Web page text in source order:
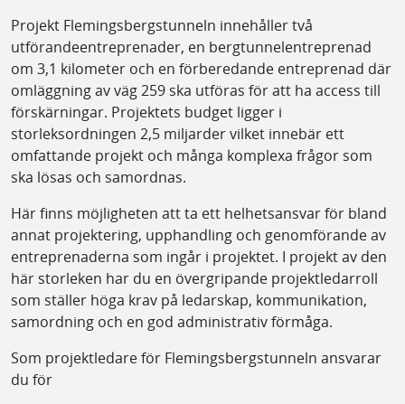
Projekt Flemingsbergstunneln innehåller två
utförandeentreprenader, en bergtunnelentreprenad
om 3,1 kilometer och en förberedande entreprenad där
omläggning av väg 259 ska utföras för att ha access till
förskärningar. Projektets budget ligger i
storleksordningen 2,5 miljarder vilket innebär ett
omfattande projekt och många komplexa frågor som
ska lösas och samordnas.
Här finns möjligheten att ta ett helhetsansvar för bland
annat projektering, upphandling och genomförande av
entreprenaderna som ingår i projektet. I projekt av den
här storleken har du en övergripande projektledarroll
som ställer höga krav på ledarskap, kommunikation,
samordning och en god administrativ förmåga.
Som projektledare för Flemingsbergstunneln ansvarar
du för